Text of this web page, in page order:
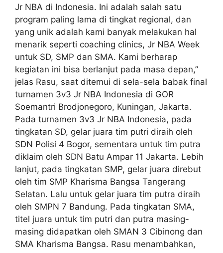
Jr NBA di Indonesia. Ini adalah salah satu
program paling lama di tingkat regional, dan
yang unik adalah kami banyak melakukan hal
menarik seperti coaching clinics, Jr NBA Week
untuk SD, SMP dan SMA. Kami berharap
kegiatan ini bisa berlanjut pada masa depan,”
jelas Rasu, saat ditemui di sela-sela babak final
turnamen 3v3 Jr NBA Indonesia di GOR
Soemantri Brodjonegoro, Kuningan, Jakarta.
Pada turnamen 3v3 Jr NBA Indonesia, pada
tingkatan SD, gelar juara tim putri diraih oleh
SDN Polisi 4 Bogor, sementara untuk tim putra
diklaim oleh SDN Batu Ampar 11 Jakarta. Lebih
lanjut, pada tingkatan SMP, gelar juara direbut
oleh tim SMP Kharisma Bangsa Tangerang
Selatan. Lalu untuk gelar juara tim putra diraih
oleh SMPN 7 Bandung. Pada tingkatan SMA,
titel juara untuk tim putri dan putra masing-
masing didapatkan oleh SMAN 3 Cibinong dan
SMA Kharisma Bangsa. Rasu menambahkan,